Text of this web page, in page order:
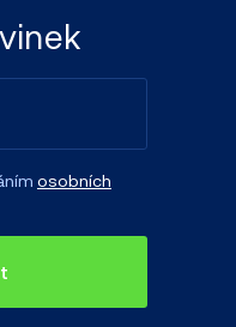
osobních